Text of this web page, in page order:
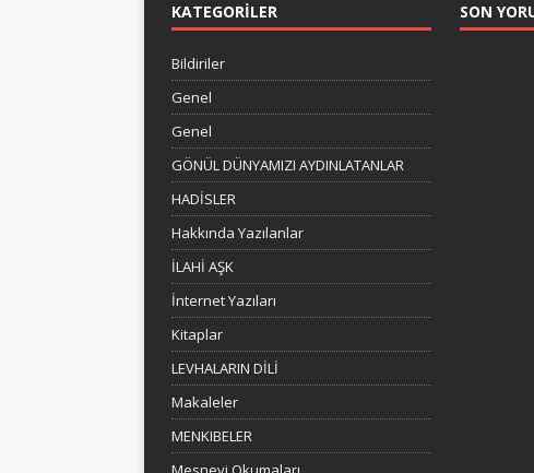
KATEGORILER
Bildiriler
Genel
Genel
GÖNÜL DÜNYAMIZI AYDINLATANLAR
HADİSLER
Hakkında Yazılanlar
İLAHİ AŞK
İnternet Yazıları
Kitaplar
LEVHALARIN DİLİ
Makaleler
MENKIBELER
SON